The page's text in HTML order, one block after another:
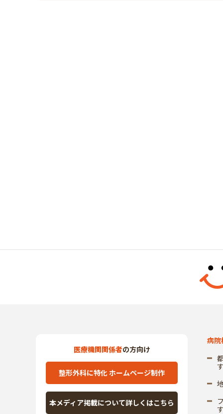
医療機関関係者の方向け
整形外科に特化 ホームページ制作
本メディア掲載について詳しくはこちら
病院